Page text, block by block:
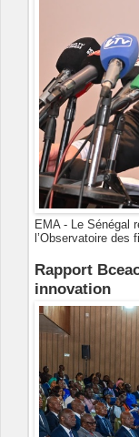
EMA - Le Sénégal
l’Observatoire des
Rapport
innovation